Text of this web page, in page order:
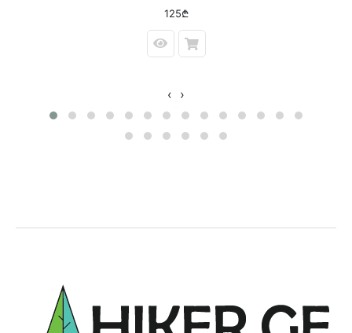
125₾
‹ ›